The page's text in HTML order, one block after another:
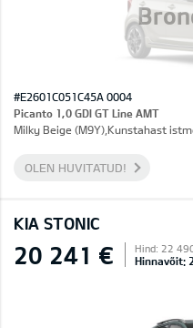
#E2601C051C45A 0004
Picanto 1,0 GDI GT Line AMT
Milky Beige (M9Y),Kunstahast
OLEN HUVITATUD!
KIA STONIC
20 241 € Hind: 22
Hinnavõit: